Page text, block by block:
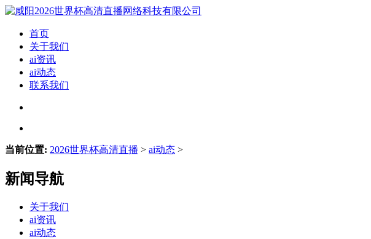
首页
关于我们
ai资讯
ai动态
联系我们
当前位置: 2026世界杯高清直播 > ai动态 >
新闻导航
关于我们
ai资讯
ai动态